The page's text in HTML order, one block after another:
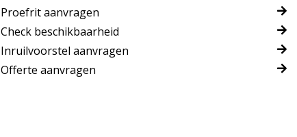
Proefrit aanvragen
Check beschikbaarheid
Inruilvoorstel aanvragen
Offerte aanvragen